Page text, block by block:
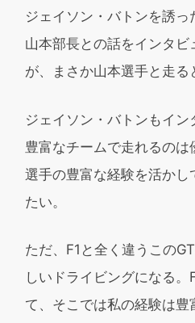
ジェイソン・バトンを誘
山本部長との話をインタビ
が、まさか山本選手と走る
ジェイソン・バトンもイ
豊富なチームで走れるの
選手の豊富な経験を活かし
たい。
ただ、F1と全く違うこの
しいドライビングになる。
て、そこでは私の経験は